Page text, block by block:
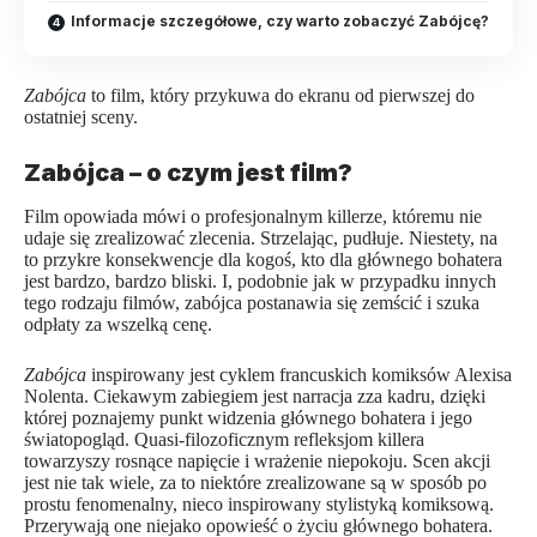
Informacje szczegółowe, czy warto zobaczyć Zabójcę?
Zabójca to film, który przykuwa do ekranu od pierwszej do
ostatniej sceny.
Zabójca – o czym jest film?
Film opowiada mówi o profesjonalnym killerze, któremu nie
udaje się zrealizować zlecenia. Strzelając, pudłuje. Niestety, na
to przykre konsekwencje dla kogoś, kto dla głównego bohatera
jest bardzo, bardzo bliski. I, podobnie jak w przypadku innych
tego rodzaju filmów, zabójca postanawia się zemścić i szuka
odpłaty za wszelką cenę.
Zabójca inspirowany jest cyklem francuskich komiksów Alexisa
Nolenta. Ciekawym zabiegiem jest narracja zza kadru, dzięki
której poznajemy punkt widzenia głównego bohatera i jego
światopogląd. Quasi-filozoficznym refleksjom killera
towarzyszy rosnące napięcie i wrażenie niepokoju. Scen akcji
jest nie tak wiele, za to niektóre zrealizowane są w sposób po
prostu fenomenalny, nieco inspirowany stylistyką komiksową.
Przerywają one niejako opowieść o życiu głównego bohatera.